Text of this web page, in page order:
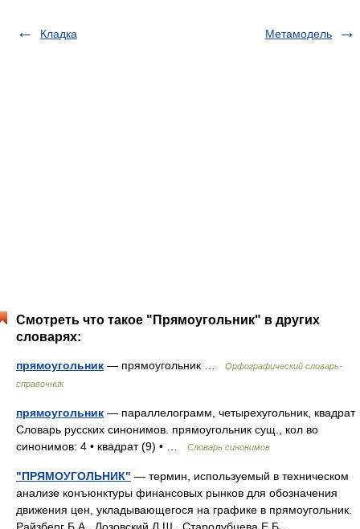
Кладка Метамодель
Смотреть что такое "Прямоугольник" в других
словарях:
прямоугольник — прямоугольник …
Орфографический словарь-
справочник
прямоугольник — параллелограмм, четырехугольник, квадрат
Словарь русских синонимов. прямоугольник сущ., кол во
синонимов: 4 • квадрат (9) • …
Словарь синонимов
"ПРЯМОУГОЛЬНИК" — термин, используемый в техническом
анализе конъюнктуры финансовых рынков для обозначения
движения цен, укладывающегося на графике в прямоугольник.